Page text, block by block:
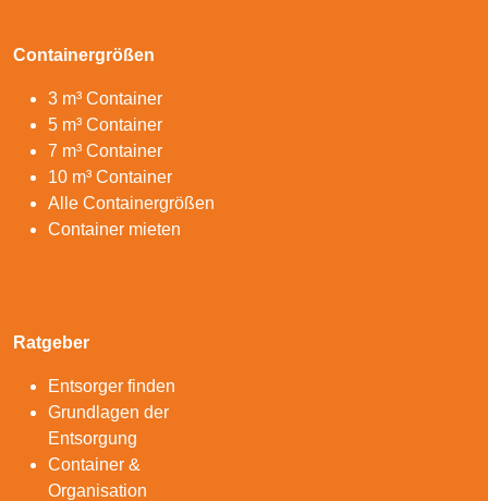
Containergrößen
3 m³ Container
5 m³ Container
7 m³ Container
10 m³ Container
Alle Containergrößen
Container mieten
Ratgeber
Entsorger finden
Grundlagen der
Entsorgung
Container &
Organisation